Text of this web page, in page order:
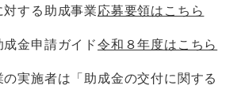
する助成事業応募要領はこちら
金申請ガイド令和８年度はこちら
実施者は「助成金の交付に関する